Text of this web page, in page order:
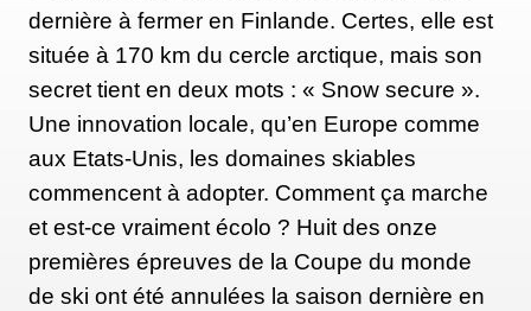
dernière à fermer en Finlande. Certes, elle est
située à 170 km du cercle arctique, mais son
secret tient en deux mots : « Snow secure ».
Une innovation locale, qu’en Europe comme
aux Etats-Unis, les domaines skiables
commencent à adopter. Comment ça marche
et est-ce vraiment écolo ? Huit des onze
premières épreuves de la Coupe du monde
de ski ont été annulées la saison dernière en